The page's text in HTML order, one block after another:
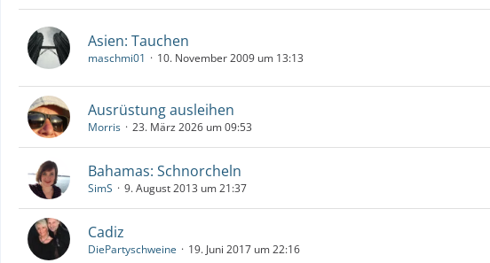
Asien: Tauchen
maschmi01 10. November 2009 um 13:13
Ausrüstung ausleihen
Morris 23. März 2026 um 09:53
Bahamas: Schnorcheln
SimS 9. August 2013 um 21:37
Cadiz
DiePartyschweine 19. Juni 2017 um 22:16